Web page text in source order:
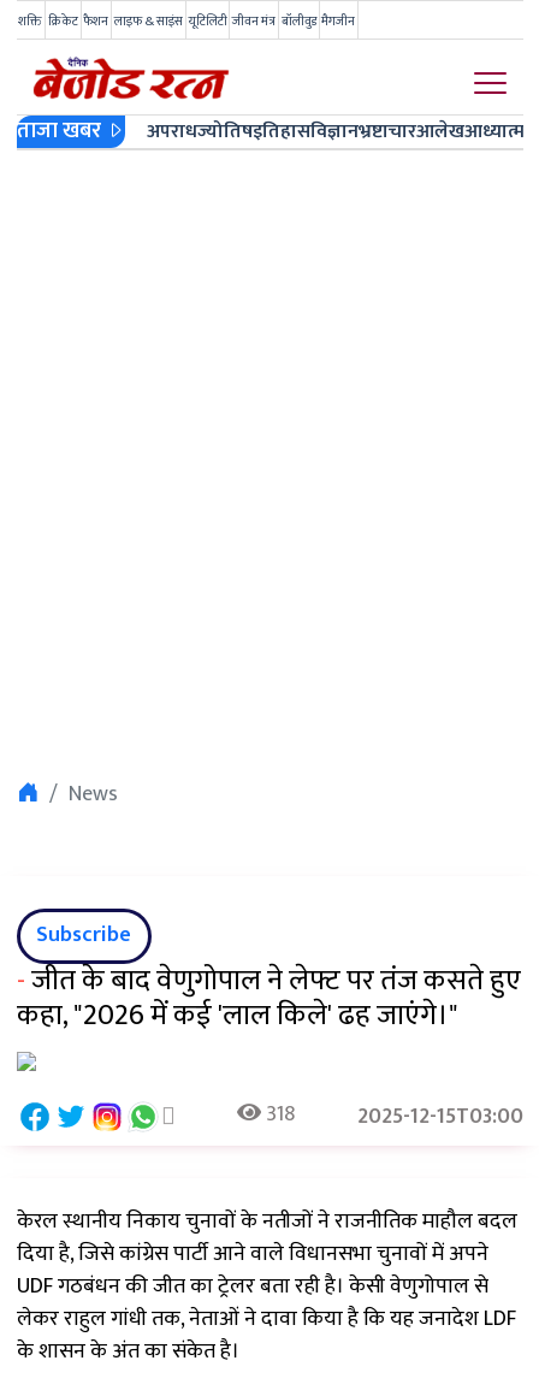
शक्ति क्रिकेट फैशन लाइफ & साइंस यूटिलिटी जीवन मंत्र बॉलीवुड मैगजीन
ताजा खबर अपराधज्योतिषइतिहासविज्ञानभ्रष्टाचारआलेखआध्यात्म
News
Subscribe
-जीत के बाद वेणुगोपाल ने लेफ्ट पर तंज कसते हुए
कहा, "2026 में कई 'लाल किले' ढह जाएंगे।"
318 2025-12-15T03:00
केरल स्थानीय निकाय चुनावों के नतीजों ने राजनीतिक माहौल बदल
दिया है, जिसे कांग्रेस पार्टी आने वाले विधानसभा चुनावों में अपने
UDF गठबंधन की जीत का ट्रेलर बता रही है। केसी वेणुगोपाल से
लेकर राहुल गांधी तक, नेताओं ने दावा किया है कि यह जनादेश LDF
के शासन के अंत का संकेत है।